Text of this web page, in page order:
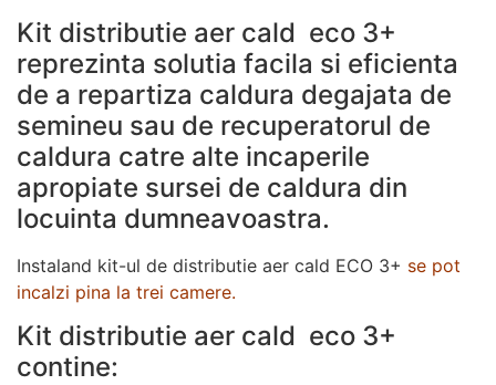
Kit distributie aer cald eco 3+
reprezinta solutia facila si eficienta
de a repartiza caldura degajata de
semineu sau de recuperatorul de
caldura catre alte incaperile
apropiate sursei de caldura din
locuinta dumneavoastra.
Instaland kit-ul de distributie aer cald ECO 3+ se pot
incalzi pina la trei camere.
Kit distributie aer cald eco 3+
contine:
mai bine posibil
în timpul vizitei
dumneavoastră.
Dacă refuzați
aceste cookie-
uri, unele
funcționalități
vor dispărea de
pe site.
Marketing
Împărtășindu-vă
interesele și
comportamentul
pe măsură ce